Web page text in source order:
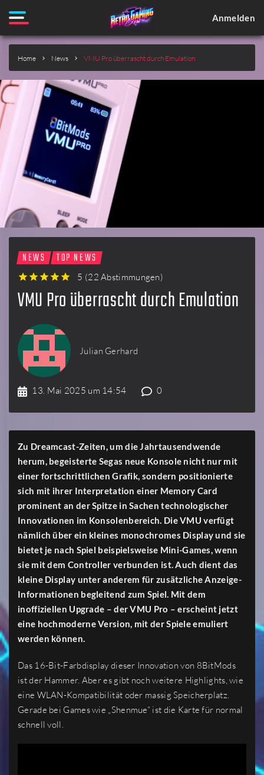
Anmelden
Home News VMU Pro überrascht durch Emulation
NEWS TOP NEWS
5 (22 Abstimmungen)
VMU Pro überrascht durch Emulation
Julian Gerhard
13. Mai 2025 um 14:54 0
Zu Dreamcast-Zeiten, um die Jahrtausendwende
herum, begeisterte Segas neue Konsole nicht nur mit
einer fortschrittlichen Grafik, sondern positionierte
sich mit ihrer Interpretation einer Memory Card
prominent an der Spitze in Sachen technologischer
Innovationen im Konsolenbereich. Die VMU verfügt
nämlich über ein kleines monochromes Display und sie
bietet je nach Spiel beispielsweise Mini-Games, wenn
sie mit dem Controller verbunden ist. Auch dient das
kleine Display unter anderem für zusätzliche Anzeige-
Informationen begleitend zum Spiel. Mit dem
inoffiziellen Upgrade – der VMU Pro – erscheint jetzt
eine hochmoderne Version, mit der Spiele emuliert
werden können.
Das 16-Bit-Farbdisplay dieser Innovation von 8BitMods
ist der Hammer. Aber es gibt noch weitere Highlights, wie
eine WLAN-Kompatibilität oder massig Speicherplatz.
Gerade bei Games wie „Shenmue“ ist die Karte für normal
schnell voll.